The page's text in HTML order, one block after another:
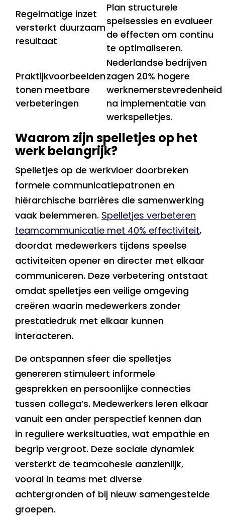
Regelmatige inzet
versterkt duurzaam
resultaat
Plan structurele
spelsessies en evalueer
de effecten om continu
te optimaliseren.
Praktijkvoorbeelden
tonen meetbare
verbeteringen
Nederlandse bedrijven
zagen 20% hogere
werknemerstevredenheid
na implementatie van
werkspelletjes.
Waarom zijn spelletjes op het
werk belangrijk?
Spelletjes op de werkvloer doorbreken
formele communicatiepatronen en
hiërarchische barrières die samenwerking
vaak belemmeren. Spelletjes verbeteren
teamcommunicatie met 40% effectiviteit,
doordat medewerkers tijdens speelse
activiteiten opener en directer met elkaar
communiceren. Deze verbetering ontstaat
omdat spelletjes een veilige omgeving
creëren waarin medewerkers zonder
prestatiedruk met elkaar kunnen
interacteren.
De ontspannen sfeer die spelletjes
genereren stimuleert informele
gesprekken en persoonlijke connecties
tussen collega’s. Medewerkers leren elkaar
vanuit een ander perspectief kennen dan
in reguliere werksituaties, wat empathie en
begrip vergroot. Deze sociale dynamiek
versterkt de teamcohesie aanzienlijk,
vooral in teams met diverse
achtergronden of bij nieuw samengestelde
groepen.